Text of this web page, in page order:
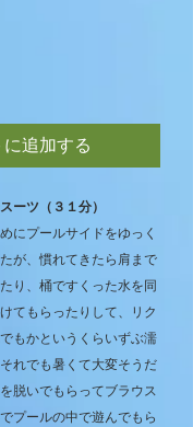
に追加する
ーツ（３１分）
にプールサイドをゆっく
が、慣れてきたら肩まで
り、桶ですくった水を同
てもらったりして、リク
もかというくらいずぶ濡
れでも暑くて大変そうだ
脱いでもらってブラウス
プールの中で遊んでもら